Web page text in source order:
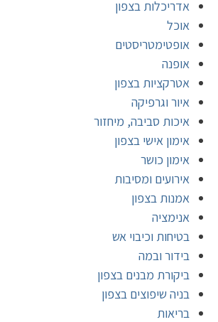
אדריכלות בצפון
אוכל
אופטימטריסטים
אופנה
אטרקציות בצפון
איור וגרפיקה
איכות סביבה, מיחזור
אימון אישי בצפון
אימון כושר
אירועים ומסיבות
אמנות בצפון
אנימציה
בטיחות וכיבוי אש
בידור ובמה
ביקורת מבנים בצפון
בניה שיפוצים בצפון
בריאות